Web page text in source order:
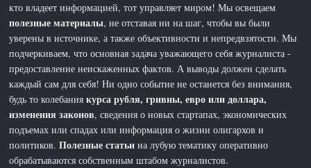
кто владеет информацией, тот управляет миром! Мы освещаем
полезные материалы, не отставая ни на шаг, чтобы вы были
уверены в источнике, а также объективности и непредвзятости. Мы
подчеркиваем, что основная задача уважающего себя журналиста -
предоставление неискаженных фактов. А выводы должен сделать
каждый сам для себя! Ни одно событие не останется без внимания,
будь то колебаниякурса рубля, гривны, евро или доллара,
изменения законов, сведения о новых стартапах, экономических
подъемах или спадах или информация о жизни олигархов и
политиков.Полезные статьи на лубую тематику оперативно
обрабатываются собственным штабом журналистов.